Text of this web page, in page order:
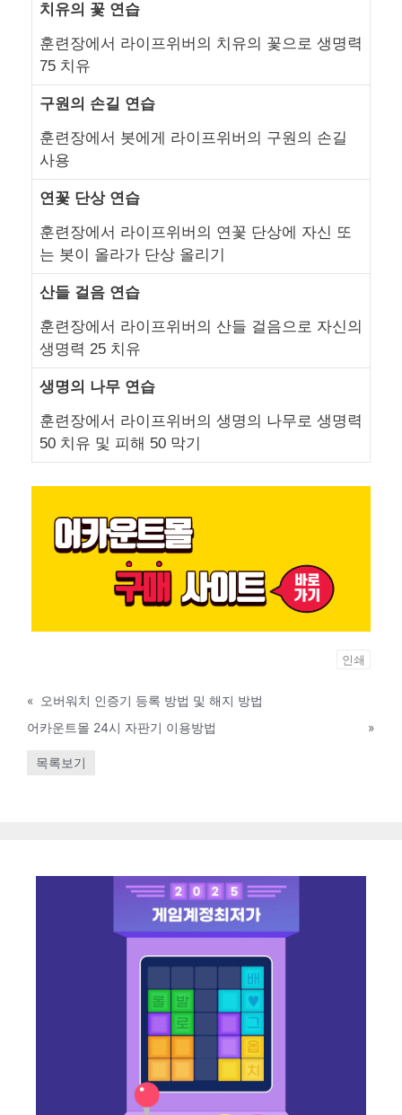
치유의 꽃 연습
훈련장에서 라이프위버의 치유의 꽃으로 생명력
75 치유
구원의 손길 연습
훈련장에서 봇에게 라이프위버의 구원의 손길
사용
연꽃 단상 연습
훈련장에서 라이프위버의 연꽃 단상에 자신 또
는 봇이 올라가 단상 올리기
산들 걸음 연습
훈련장에서 라이프위버의 산들 걸음으로 자신의
생명력 25 치유
생명의 나무 연습
훈련장에서 라이프위버의 생명의 나무로 생명력
50 치유 및 피해 50 막기
인쇄
« 오버워치 인증기 등록 방법 및 해지 방법
어카운트몰 24시 자판기 이용방법
»
목록보기